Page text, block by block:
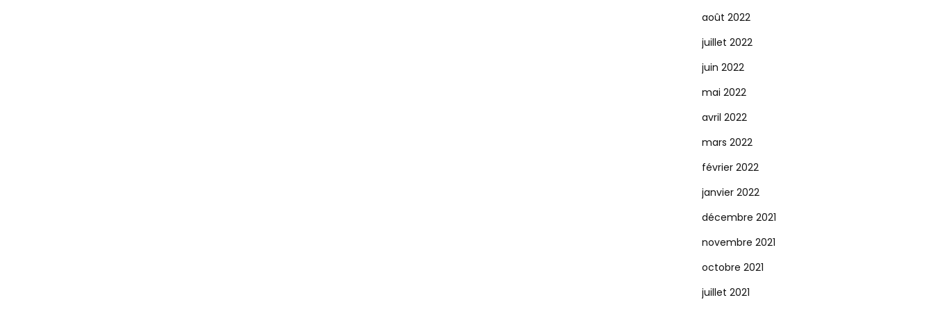
août 2022
juillet 2022
juin 2022
mai 2022
avril 2022
mars 2022
février 2022
janvier 2022
décembre 2021
novembre 2021
octobre 2021
juillet 2021